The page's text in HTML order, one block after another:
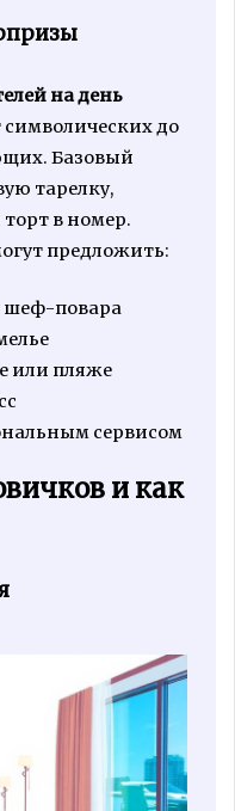
на день
до
Базовый
тарелку,
в номер.
предложить:
шеф-повара
или пляже
сервисом
и как